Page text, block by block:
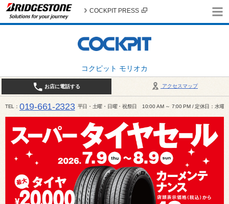
コクピット モリオカ
COCKPIT PRESS
アクセスマップ
お店に電話する
TEL 019-661-2323 平日・土曜・日曜・祝祭日 10:00 AM ～ 7:00 PM / 定休日：水曜